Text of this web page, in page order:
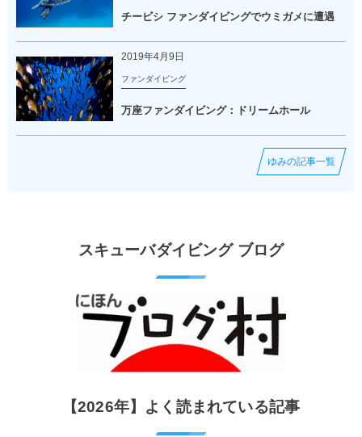
チービシ ファンダイビングでウミガメに遭遇
2019年4月9日
ファンダイビング
万座ファンダイビング：ドリームホール
ゆみの記事一覧
スキューバダイビング ブログ
【2026年】よく読まれている記事